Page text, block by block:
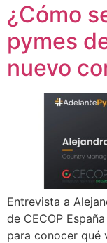
¿Cómo
pymes
nuevo
Entrevista a
de CECOP
para conocer qué